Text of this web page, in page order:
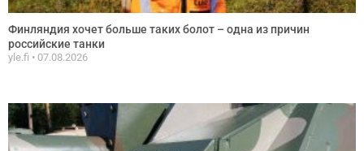
Финляндия хочет больше таких болот – одна из причин
российские танки
yle.fi 07.08.2026